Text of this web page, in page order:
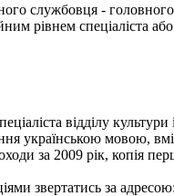
службовця - головного
рівнем спеціаліста
відділу культури
українською мовою,
за 2009 рік, копія
звертатись за